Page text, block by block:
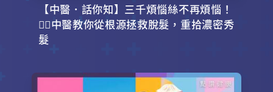
【中醫．話你知】三千煩惱絲不再煩惱！
💇‍♂️中醫教你從根源拯救脫髮，重拾濃密秀
髮